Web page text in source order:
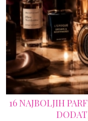
16 NAJBOLJIH